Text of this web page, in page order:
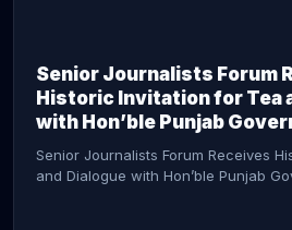
Senior Journalists Forum
Historic Invitation for Tea
with Hon’ble Punjab
Senior Journalists Forum Receives
and Dialogue with Hon’ble Punjab